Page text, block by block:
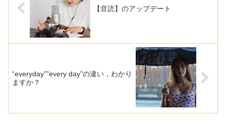
【音読】のアップデート
“everyday””every day”の違い，わかり
ますか？